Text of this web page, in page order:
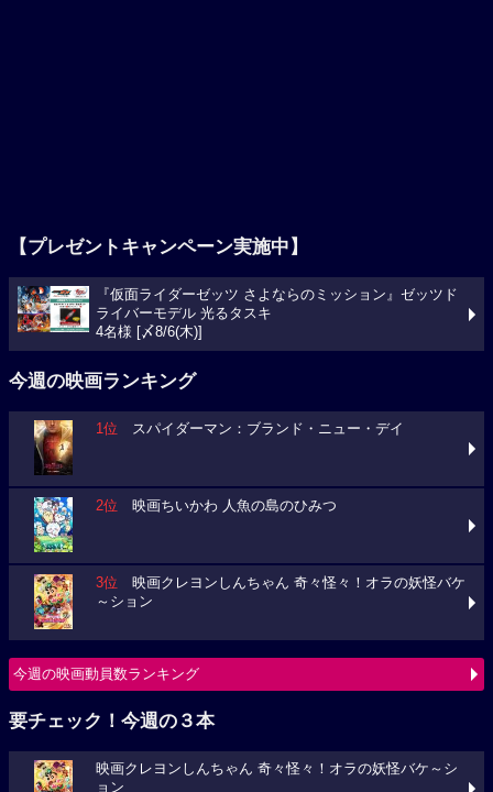
【プレゼントキャンペーン実施中】
『仮面ライダーゼッツ さよならのミッション』ゼッツド
ライバーモデル 光るタスキ
4名様 [〆8/6(木)]
今週の映画ランキング
1位 スパイダーマン：ブランド・ニュー・デイ
2位 映画ちいかわ 人魚の島のひみつ
3位 映画クレヨンしんちゃん 奇々怪々！オラの妖怪バケ
～ション
今週の映画動員数ランキング
要チェック！今週の３本
映画クレヨンしんちゃん 奇々怪々！オラの妖怪バケ～シ
ョン